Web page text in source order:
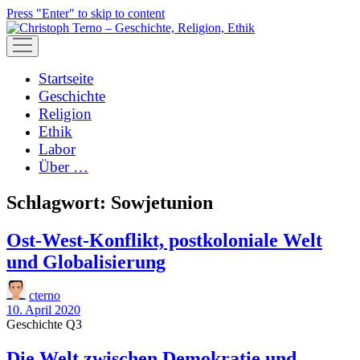
Press "Enter" to skip to content
open
menu
Startseite
Geschichte
Religion
Ethik
Labor
Über …
Schlagwort: Sowjetunion
Ost-West-Konflikt, postkoloniale Welt
und Globalisierung
cterno
10. April 2020
Geschichte Q3